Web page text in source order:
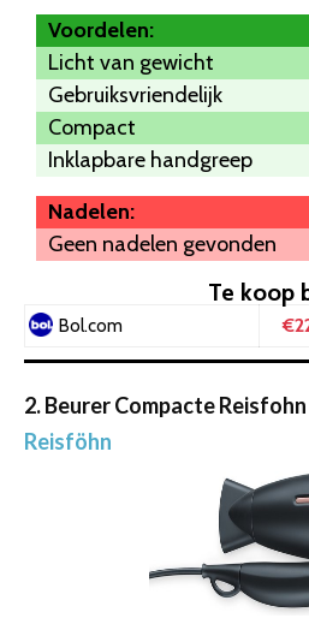
Voordelen:
Licht van gewicht
Gebruiksvriendelijk
Compact
Inklapbare handgreep
Nadelen:
Geen nadelen gevonden
Te koop
Bol.com
2. Beurer Compacte Reisfohn
Reisföhn